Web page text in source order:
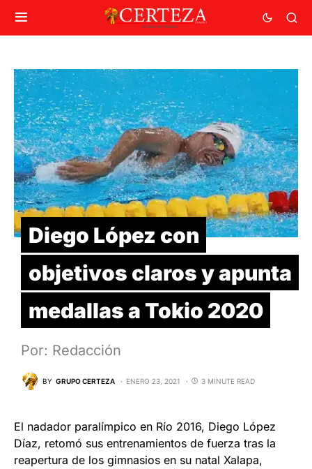
Diego López con
objetivos claros y apunta
medallas a Tokio 2020
Por: Redacción
BY GRUPO CERTEZA ENERO 23, 2021 3 MINUTE READ
El nadador paralímpico en Río 2016, Diego López
Díaz, retomó sus entrenamientos de fuerza tras la
reapertura de los gimnasios en su natal Xalapa,